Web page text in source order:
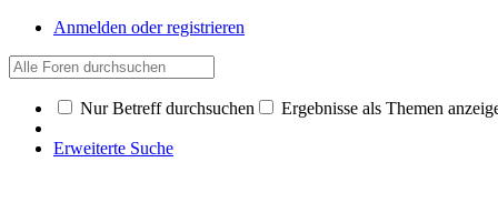
Anmelden oder registrieren
Nur Betreff durchsuchen Ergebnisse als Themen
Erweiterte Suche